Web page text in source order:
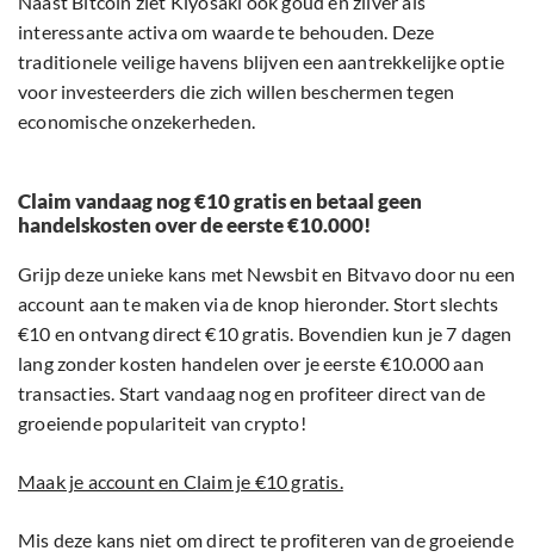
interessante activa om waarde te behouden. Deze
traditionele veilige havens blijven een aantrekkelijke optie
voor investeerders die zich willen beschermen tegen
economische onzekerheden.
Claim vandaag nog €10 gratis en betaal geen
handelskosten over de eerste €10.000!
Grijp deze unieke kans met Newsbit en Bitvavo door nu een
account aan te maken via de knop hieronder. Stort slechts
€10 en ontvang direct €10 gratis. Bovendien kun je 7 dagen
lang zonder kosten handelen over je eerste €10.000 aan
transacties. Start vandaag nog en profiteer direct van de
groeiende populariteit van crypto!
Maak je account en Claim je €10 gratis.
Mis deze kans niet om direct te profiteren van de groeiende